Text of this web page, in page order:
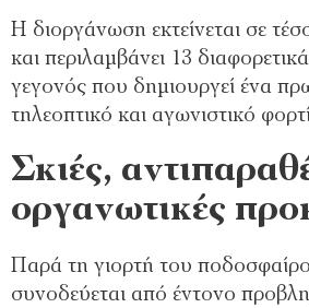
Η διοργάνωση εκτείνεται σε
και περιλαμβάνει 13
γεγονός που δημιουργεί ένα
τηλεοπτικό και αγωνιστικό
Σκιές,
οργανωτικές
Παρά τη γιορτή του
συνοδεύεται από έντονο